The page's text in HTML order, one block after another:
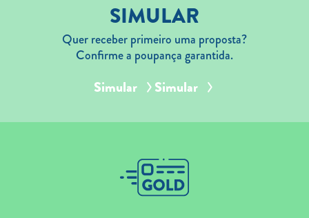
SIMULAR
Quer receber primeiro uma proposta?
Confirme a poupança garantida.
Simular Simular